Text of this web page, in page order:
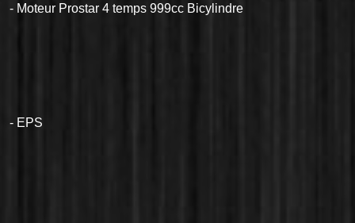
- Moteur Prostar 4 temps 999cc Bicylindre
- EPS